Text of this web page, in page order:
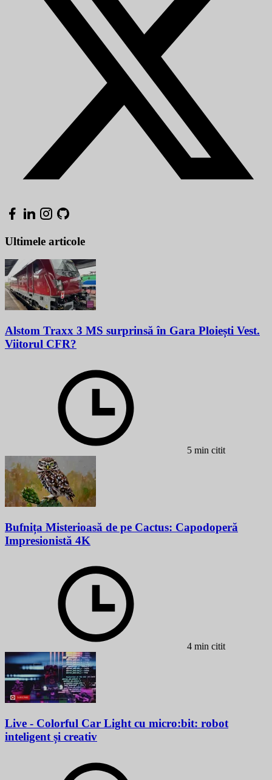
Ultimele articole
Alstom Traxx 3 MS surprinsă în Gara Ploiești Vest.
Viitorul CFR?
5 min citit
Bufnița Misterioasă de pe Cactus: Capodoperă
Impresionistă 4K
4 min citit
Live - Colorful Car Light cu micro:bit: robot
inteligent și creativ